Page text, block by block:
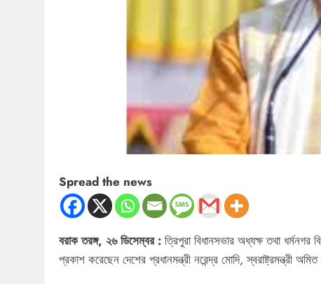
Spread the news
বরাক তরঙ্গ, ২৬ ডিসেম্বর : ত্রিপুরা বিধানসভার অধ্যক্ষ তথা
প্রকাশ করেছেন দেশের প্রধানমন্ত্রী নরেন্দ্র মোদি, স্বরাষ্ট্রমন্ত্রী